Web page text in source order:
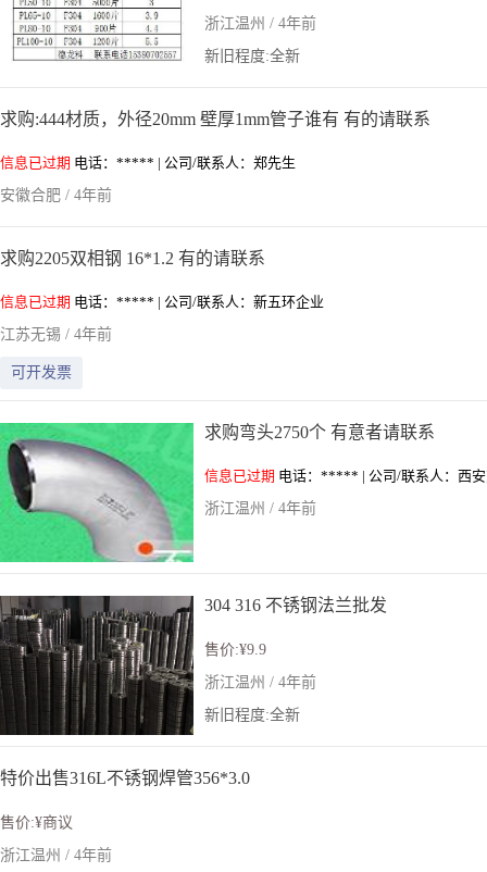
浙江温州 / 4年前
新旧程度:全新
求购:444材质，外径20mm 壁厚1mm管子谁有 有的请联系
信息已过期 电话：***** | 公司/联系人：郑先生
安徽合肥 / 4年前
求购2205双相钢 16*1.2 有的请联系
信息已过期 电话：***** | 公司/联系人：新五环企业
江苏无锡 / 4年前
可开发票
求购弯头2750个 有意者请联系
信息已过期 电话：***** | 公司/联系人：西
浙江温州 / 4年前
304 316 不锈钢法兰批发
售价:¥9.9
浙江温州 / 4年前
新旧程度:全新
特价出售316L不锈钢焊管356*3.0
售价:¥商议
浙江温州 / 4年前